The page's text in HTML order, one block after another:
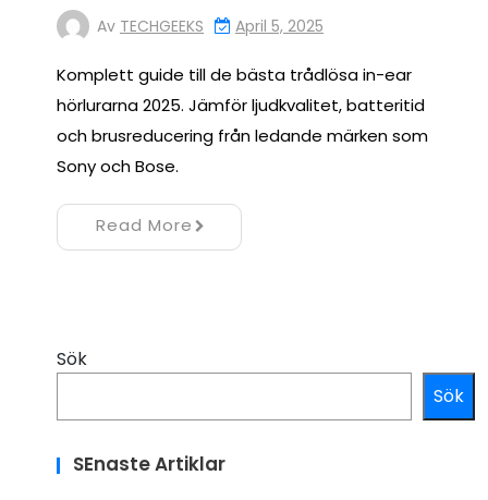
Av TECHGEEKS April 5, 2025
Komplett guide till de bästa trådlösa in-ear
hörlurarna 2025. Jämför ljudkvalitet, batteritid
och brusreducering från ledande märken som
Sony och Bose.
Read More
Sök
Sök
SEnaste Artiklar